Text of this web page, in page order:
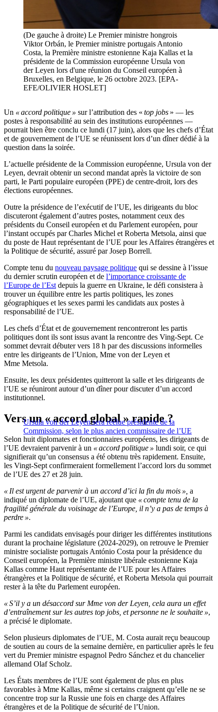
(De gauche à droite) Le Premier ministre hongrois
Viktor Orbán, le Premier ministre portugais Antonio
Costa, la Première ministre estonienne Kaja Kallas et la
présidente de la Commission européenne Ursula von
der Leyen lors d'une réunion du Conseil européen à
Bruxelles, en Belgique, le 26 octobre 2023. [EPA-
EFE/OLIVIER HOSLET]
Un « accord politique » sur l’attribution des « top jobs » — les
postes à responsabilité au sein des institutions européennes —
pourrait bien être conclu ce lundi (17 juin), alors que les chefs d’État
et de gouvernement de l’UE se réunissent lors d’un dîner dédié à la
question dans la soirée.
L’actuelle présidente de la Commission européenne, Ursula von der
Leyen, devrait obtenir un second mandat après la victoire de son
parti, le Parti populaire européen (PPE) de centre-droit, lors des
élections européennes.
Outre la présidence de l’exécutif de l’UE, les dirigeants du bloc
discuteront également d’autres postes, notamment ceux des
présidents du Conseil européen et du Parlement européen, pour
l’instant occupés par Charles Michel et Roberta Metsola, ainsi que
du poste de Haut représentant de l’UE pour les Affaires étrangères et
la Politique de sécurité, assuré par Josep Borrell.
Compte tenu du nouveau paysage politique qui se dessine à l’issue
du dernier scrutin européen et de l’importance croissante de
l’Europe de l’Est depuis la guerre en Ukraine, le défi consistera à
trouver un équilibre entre les partis politiques, les zones
géographiques et les sexes parmi les candidats aux postes à
responsabilité de l’UE.
Les chefs d’État et de gouvernement rencontreront les partis
politiques dont ils sont issus avant la rencontre des Ving-Sept. Ce
sommet devrait débuter vers 18 h par des discussions informelles
entre les dirigeants de l’Union, Mme von der Leyen et
Mme Metsola.
Ensuite, les deux présidentes quitteront la salle et les dirigeants de
l’UE se réuniront autour d’un dîner pour discuter d’un accord
institutionnel.
Ursula von der Leyen sera réélue présidente de la
Commission, selon le plus ancien commissaire de l’UE
Vers un « accord global » rapide ?
Selon huit diplomates et fonctionnaires européens, les dirigeants de
l’UE devraient parvenir à un « accord politique » lundi soir, ce qui
signifierait qu’un consensus a été obtenu très rapidement. Ensuite,
les Vingt-Sept confirmeraient formellement l’accord lors du sommet
de l’UE des 27 et 28 juin.
« Il est urgent de parvenir à un accord d’ici la fin du mois », a
indiqué un diplomate de l’UE, ajoutant que « compte tenu de la
fragilité générale du voisinage de l’Europe, il n’y a pas de temps à
perdre ».
Parmi les candidats envisagés pour diriger les différentes institutions
durant la prochaine législature (2024-2029), on retrouve le Premier
ministre socialiste portugais António Costa pour la présidence du
Conseil européen, la Première ministre libérale estonienne Kaja
Kallas comme Haut représentante de l’UE pour les Affaires
étrangères et la Politique de sécurité, et Roberta Metsola qui pourrait
rester à la tête du Parlement européen.
« S’il y a un désaccord sur Mme von der Leyen, cela aura un effet
d’entraînement sur les autres top jobs, et personne ne le souhaite »,
a précisé le diplomate.
Selon plusieurs diplomates de l’UE, M. Costa aurait reçu beaucoup
de soutien au cours de la semaine dernière, en particulier après le feu
vert du Premier ministre espagnol Pedro Sánchez et du chancelier
allemand Olaf Scholz.
Les États membres de l’UE sont également de plus en plus
favorables à Mme Kallas, même si certains craignent qu’elle ne se
concentre trop sur la Russie une fois en charge des Affaires
étrangères et de la Politique de sécurité de l’Union.